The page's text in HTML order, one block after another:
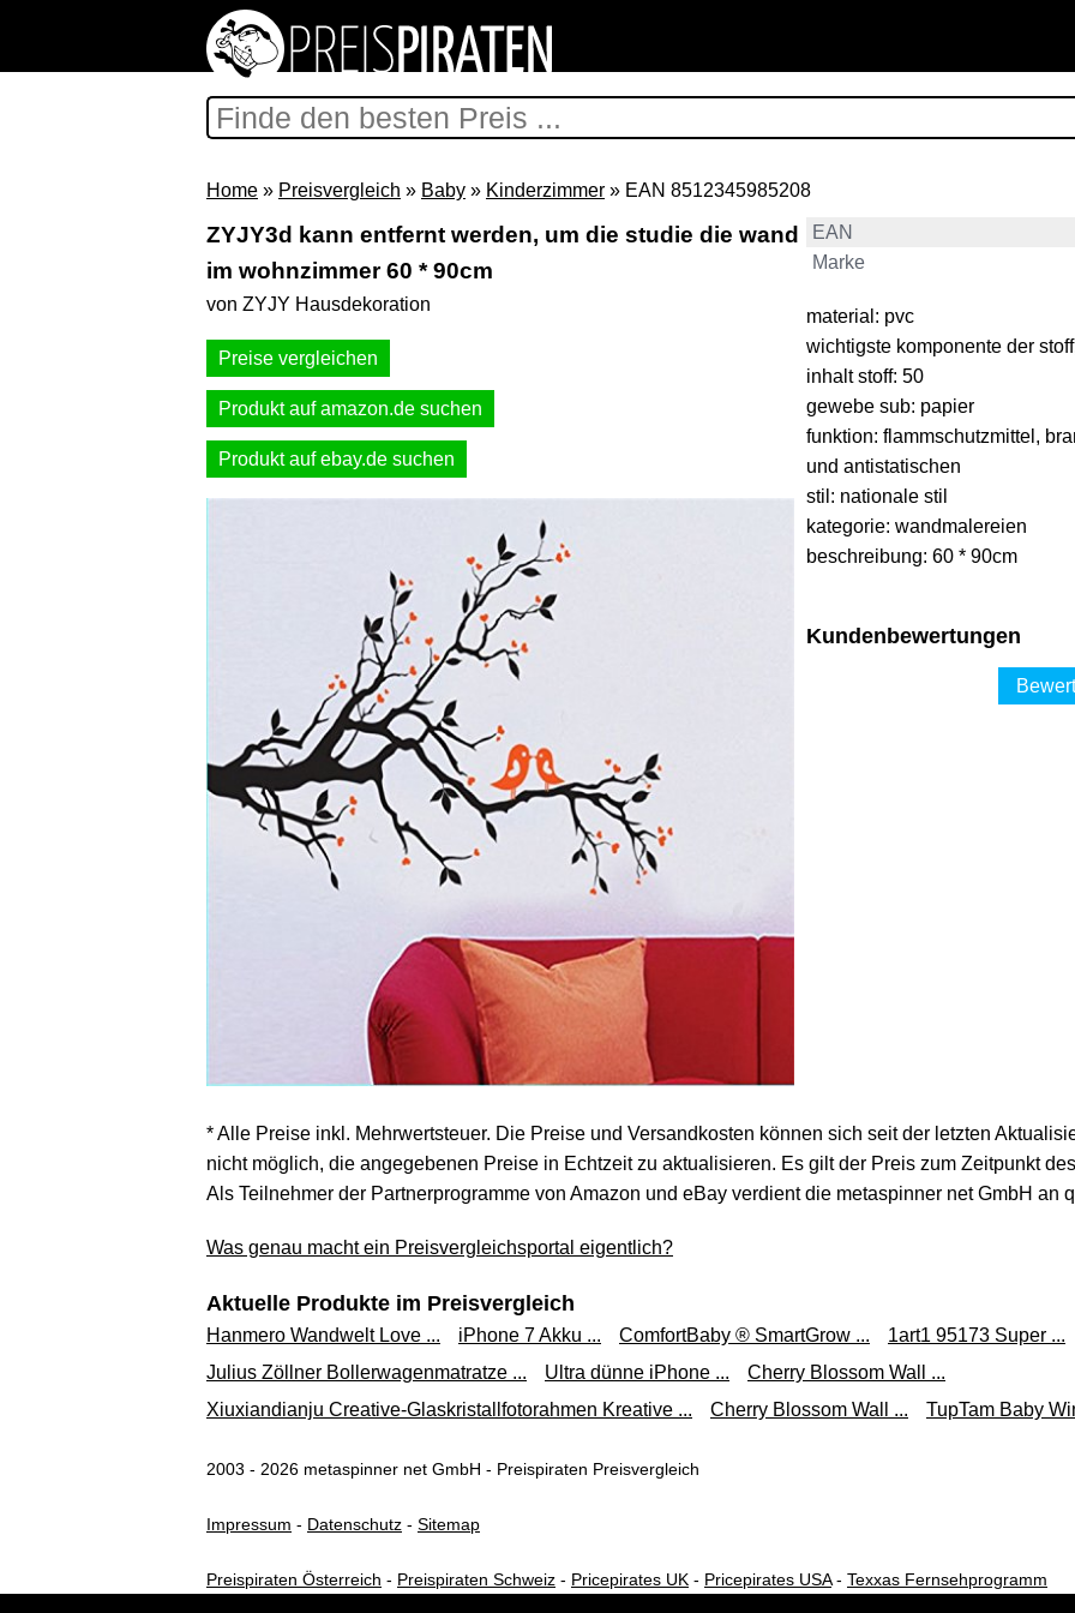
Home » Preisvergleich » Baby » Kinderzimmer » EAN 8512345985208
ZYJY3d kann entfernt werden, um die studie die wand
im wohnzimmer 60 * 90cm
von ZYJY Hausdekoration
Preise vergleichen
Produkt auf amazon.de suchen
Produkt auf ebay.de suchen
EAN
Marke
material: pvc
wichtigste komponente der
inhalt stoff: 50
gewebe sub: papier
funktion: flammschutzmittel,
und antistatischen
stil: nationale stil
kategorie: wandmalereien
beschreibung: 60 * 90cm
Kundenbewertungen
* Alle Preise inkl. Mehrwertsteuer. Die Preise und Versandkosten können sich seit der letzten
nicht möglich, die angegebenen Preise in Echtzeit zu aktualisieren. Es gilt der Preis zum Zeitpunkt
Als Teilnehmer der Partnerprogramme von Amazon und eBay verdient die metaspinner net GmbH an
Was genau macht ein Preisvergleichsportal eigentlich?
Aktuelle Produkte im Preisvergleich
Hanmero Wandwelt Love ... iPhone 7 Akku ... ComfortBaby ® SmartGrow ...
1art1 95173 Super ...
Julius Zöllner Bollerwagenmatratze ...
Ultra dünne iPhone ...
Cherry Blossom Wall ...
Xiuxiandianju Creative-Glaskristallfotorahmen Kreative ...
Cherry Blossom Wall ... TupTam Baby
2003 - 2026 metaspinner net GmbH - Preispiraten Preisvergleich
Impressum - Datenschutz - Sitemap
Preispiraten Österreich - Preispiraten Schweiz - Pricepirates UK - Pricepirates USA- Texxas Fernsehprogramm